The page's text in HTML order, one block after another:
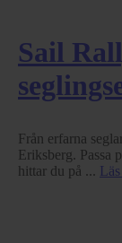
Sail
Från erfarna
Eriksberg. Passa
hittar du på ...